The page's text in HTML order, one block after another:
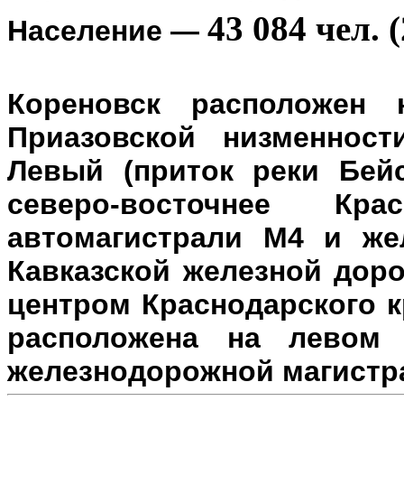
Население — 43 084 чел.
Кореновск
Приазовской
Левый (приток реки
северо-восточнее
автомагистрали М4 и
Кавказской железной
центром Краснодарского
расположена на левом
железнодорожной